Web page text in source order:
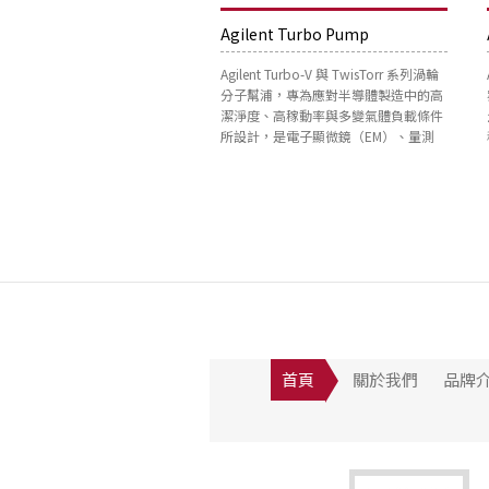
Agilent Turbo Pump
Agilent Turbo-V 與 TwisTorr 系列渦輪
分子幫浦，專為應對半導體製造中的高
潔淨度、高稼動率與多變氣體負載條件
所設計，是電子顯微鏡（EM）、量測
首頁 關於我們 品牌